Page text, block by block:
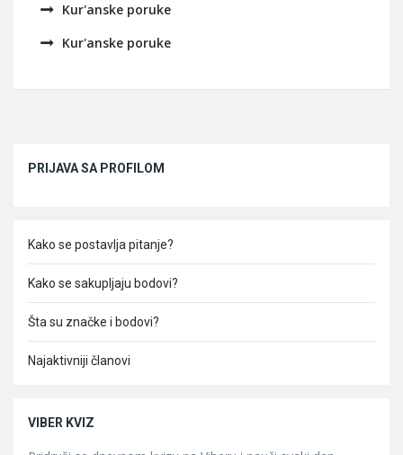
Kur'anske poruke
Kur'anske poruke
PRIJAVA SA PROFILOM
Kako se postavlja pitanje?
Kako se sakupljaju bodovi?
Šta su značke i bodovi?
Najaktivniji članovi
VIBER KVIZ